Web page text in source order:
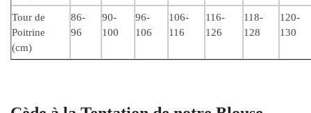
Tour de
Poitrine
(cm)
86-
96
90-
100
96-
106
106-
116
116-
126
118-
128
120-
130